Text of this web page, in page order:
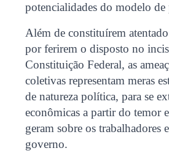
potencialidades do modelo
Além de constituírem
por ferirem o disposto no
Constituição Federal, as
coletivas representam meras
de natureza política, para se
econômicas a partir do temor
geram sobre os trabalhadores
governo.